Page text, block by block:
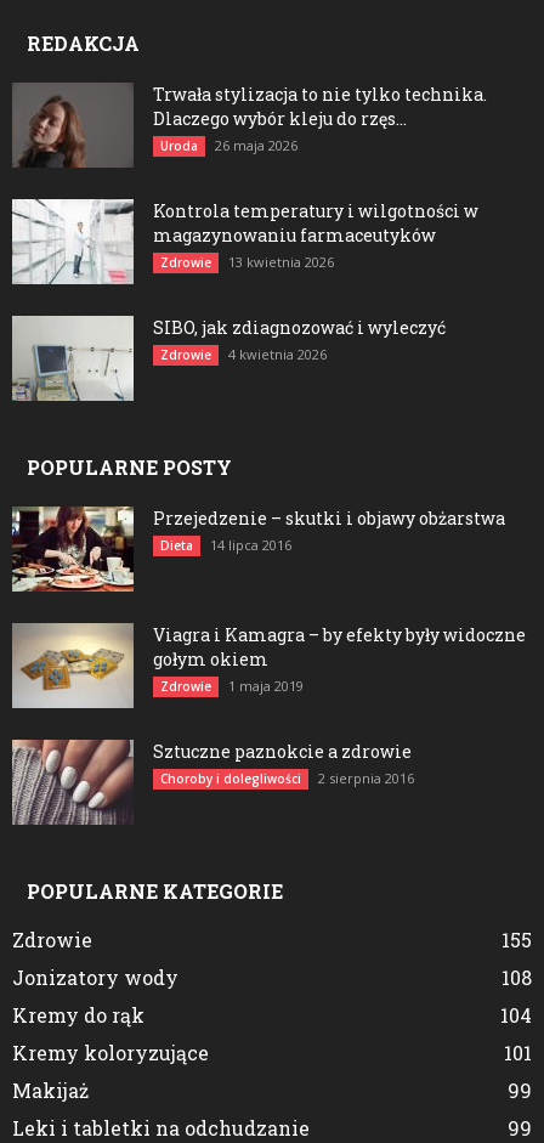
REDAKCJA
Trwała stylizacja to nie tylko technika.
Dlaczego wybór kleju do rzęs...
Uroda 26 maja 2026
Kontrola temperatury i wilgotności w
magazynowaniu farmaceutyków
Zdrowie 13 kwietnia 2026
SIBO, jak zdiagnozować i wyleczyć
Zdrowie 4 kwietnia 2026
POPULARNE POSTY
Przejedzenie – skutki i objawy obżarstwa
Dieta 14 lipca 2016
Viagra i Kamagra – by efekty były widoczne
gołym okiem
Zdrowie 1 maja 2019
Sztuczne paznokcie a zdrowie
Choroby i dolegliwości 2 sierpnia 2016
POPULARNE KATEGORIE
Zdrowie
155
Jonizatory wody
108
Kremy do rąk
104
Kremy koloryzujące
101
Makijaż
99
Leki i tabletki na odchudzanie
99